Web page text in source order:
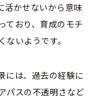
活かせないから意味
ており、育成のモチ
いようです。
には、過去の経験に
パスの不透明さなど